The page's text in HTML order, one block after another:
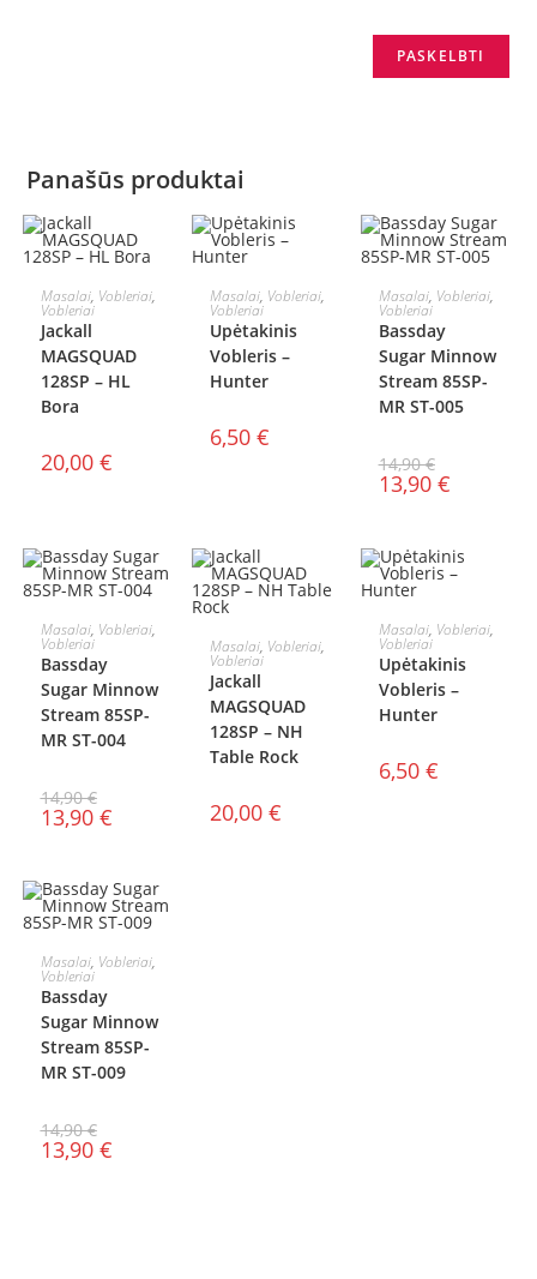
Panašūs produktai
Į KREPŠELĮ
Masalai, Vobleriai,
Vobleriai
Jackall
MAGSQUAD
128SP – HL
Bora
20,00 €
Į KREPŠELĮ
Masalai, Vobleriai,
Vobleriai
Upėtakinis
Vobleris –
Hunter
6,50 €
AKCIJA!
Į KREPŠELĮ
Masalai, Vobleriai,
Vobleriai
Bassday
Sugar Minnow
Stream 85SP-
MR ST-005
14,90€
13,90 €
AKCIJA!
Į KREPŠELĮ
Masalai, Vobleriai,
Vobleriai
Bassday
Sugar Minnow
Stream 85SP-
MR ST-004
14,90€
13,90 €
Į KREPŠELĮ
Masalai, Vobleriai,
Vobleriai
Jackall
MAGSQUAD
128SP – NH
Table Rock
20,00 €
Į KREPŠELĮ
Masalai, Vobleriai,
Vobleriai
Upėtakinis
Vobleris –
Hunter
6,50 €
AKCIJA!
Į KREPŠELĮ
Masalai, Vobleriai,
Vobleriai
Bassday
Sugar Minnow
Stream 85SP-
MR ST-009
14,90€
13,90 €